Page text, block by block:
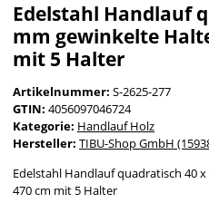
Edelstahl Handlauf
mm gewinkelte
mit 5 Halter
Artikelnummer: S-2625-277
GTIN: 4056097046724
Kategorie: Handlauf Holz
Hersteller: TIBU-Shop GmbH
Edelstahl Handlauf quadratisch 40
470 cm mit 5 Halter